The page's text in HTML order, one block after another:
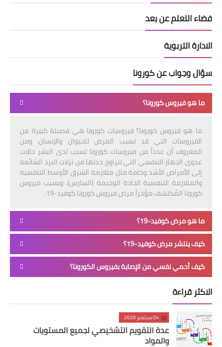
فضاء التعلم عن بعد
الادارة التربوية
سؤال وجواب عن كورونا
ما هو فيروس كورونا؟
ما هو فيروس كورونا؟ فيروسات كورونا هي فصيلة كبيرة من
الفيروسات التي قد تسبب المرض للحيوان والإنسان. ومن
المعروف أن عدداً من فيروسات كورونا تسبب لدى البشر حالات
عدوى الجهاز التنفسي التي تتراوح حدتها من نزلات البرد الشائعة
إلى الأمراض الأشد وخامة مثل متلازمة الشرق الأوسط التنفسية
والمتلازمة التنفسية الحادة الوخيمة (السارس). ويسبب فيروس
كورونا المُكتشف مؤخراً مرض فيروس كورونا كوفيد-19.
ما هو مرض كوفيد-19؟
كيف ينتشر مرض كوفيد-19؟
كيف أحمي نفسي من الإصابة بفيروس الكورونا؟
الاكثر قراءة
04 سبتمبر 2020
عدة التقويم التشخيصي لجميع المستويات
والمواد